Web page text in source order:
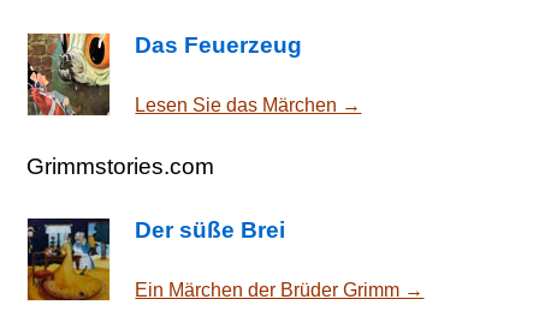
Das Feuerzeug
Lesen Sie das Märchen →
Grimmstories.com
Der süße Brei
Ein Märchen der Brüder Grimm →